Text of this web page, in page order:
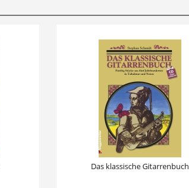
Das klassische Gitarrenbuch